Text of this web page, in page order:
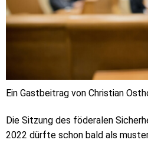
Ein Gastbeitrag von Christian
Die Sitzung des föderalen
2022 dürfte schon bald als